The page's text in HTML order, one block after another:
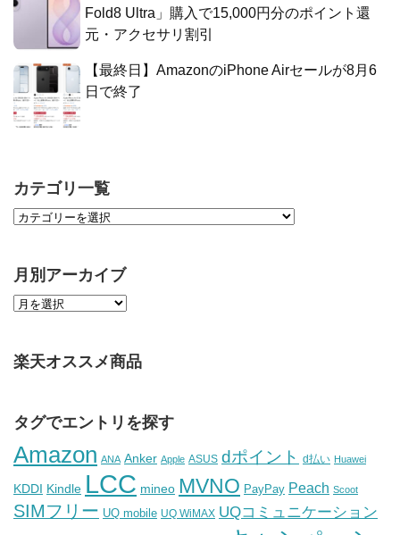
Fold8 Ultra」購入で15,000円分のポイント還
元・アクセサリ割引
【最終日】AmazonのiPhone Airセールが8月6
日で終了
カテゴリ一覧
月別アーカイブ
楽天オススメ商品
タグでエントリを探す
Amazon ANA Anker Apple ASUS dポイント d払い Huawei
KDDI Kindle LCC mineo MVNO PayPay Peach Scoot
SIMフリー UQ mobile UQ WiMAX UQコミュニケーション